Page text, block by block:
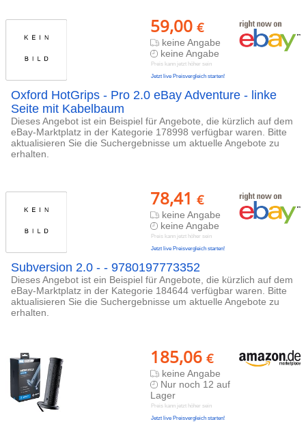
59,00 €
keine Angabe
keine Angabe
Preis kann jetzt höher sein
Jetzt live Preisvergleich starten!
Oxford HotGrips - Pro 2.0 eBay Adventure - linke
Seite mit Kabelbaum
Dieses Angebot ist ein Beispiel für Angebote, die kürzlich auf dem
eBay-Marktplatz in der Kategorie 178998 verfügbar waren. Bitte
aktualisieren Sie die Suchergebnisse um aktuelle Angebote zu
erhalten.
78,41 €
keine Angabe
keine Angabe
Preis kann jetzt höher sein
Jetzt live Preisvergleich starten!
Subversion 2.0 - - 9780197773352
Dieses Angebot ist ein Beispiel für Angebote, die kürzlich auf dem
eBay-Marktplatz in der Kategorie 184644 verfügbar waren. Bitte
aktualisieren Sie die Suchergebnisse um aktuelle Angebote zu
erhalten.
185,06 €
keine Angabe
Nur noch 12 auf
Lager
Preis kann jetzt höher sein
Jetzt live Preisvergleich starten!